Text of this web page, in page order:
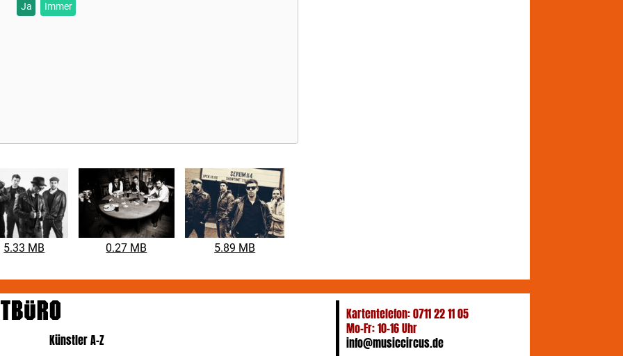
Ja Immer
5.33 MB 0.27 MB 5.89 MB
Künstler A-Z
Kartentelefon: 0711 22 11 05
Mo-Fr: 10-16 Uhr
info@musiccircus.de